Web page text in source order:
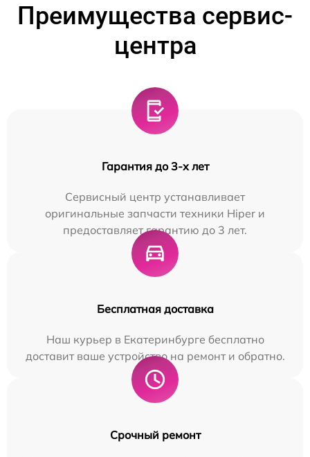
Преимущества сервис-
центра
Гарантия до 3-х лет
Сервисный центр устанавливает
оригинальные запчасти техники Hiper и
предоставляет гарантию до 3 лет.
Бесплатная доставка
Наш курьер в Екатеринбурге бесплатно
доставит ваше устройство на ремонт и обратно.
Срочный ремонт